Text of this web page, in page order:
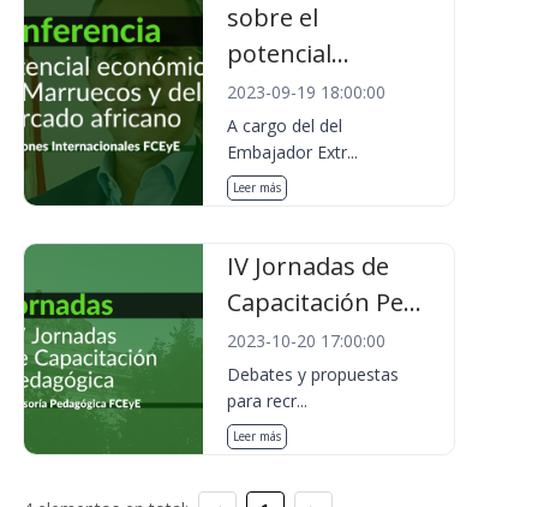
sobre el
potencial...
2023-09-19 18:00:00
A cargo del del
Embajador Extr...
Leer más
IV Jornadas de
Capacitación Pe...
2023-10-20 17:00:00
Debates y propuestas
para recr...
Leer más